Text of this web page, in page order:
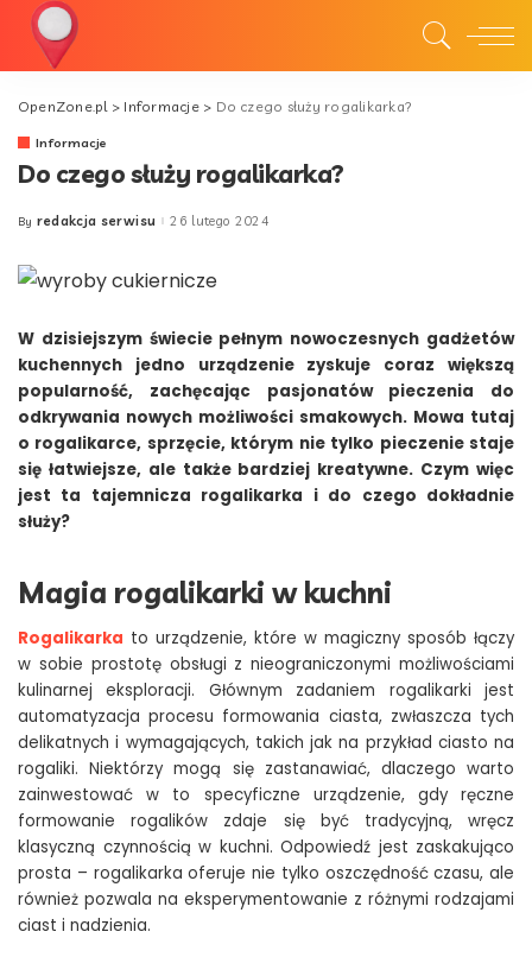
OpenZone.pl> Informacje> Do czego służy rogalikarka?
Informacje
Do czego służy rogalikarka?
Posted
By redakcja serwisu 26 lutego 2024
W dzisiejszym świecie pełnym nowoczesnych gadżetów
kuchennych jedno urządzenie zyskuje coraz większą
popularność, zachęcając pasjonatów pieczenia do
odkrywania nowych możliwości smakowych. Mowa tutaj
o rogalikarce, sprzęcie, którym nie tylko pieczenie staje
się łatwiejsze, ale także bardziej kreatywne. Czym więc
jest ta tajemnicza rogalikarka i do czego dokładnie
służy?
Magia rogalikarki w kuchni
Rogalikarka to urządzenie, które w magiczny sposób łączy
w sobie prostotę obsługi z nieograniczonymi możliwościami
kulinarnej eksploracji. Głównym zadaniem rogalikarki jest
automatyzacja procesu formowania ciasta, zwłaszcza tych
delikatnych i wymagających, takich jak na przykład ciasto na
rogaliki. Niektórzy mogą się zastanawiać, dlaczego warto
zainwestować w to specyficzne urządzenie, gdy ręczne
formowanie rogalików zdaje się być tradycyjną, wręcz
klasyczną czynnością w kuchni. Odpowiedź jest zaskakująco
prosta – rogalikarka oferuje nie tylko oszczędność czasu, ale
również pozwala na eksperymentowanie z różnymi rodzajami
ciast i nadzienia.